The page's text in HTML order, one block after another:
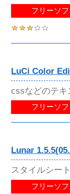
フリーソフ
LuCi Color
cssなどのテ
フリーソフ
Lunar
スタイルシー
フリーソフ